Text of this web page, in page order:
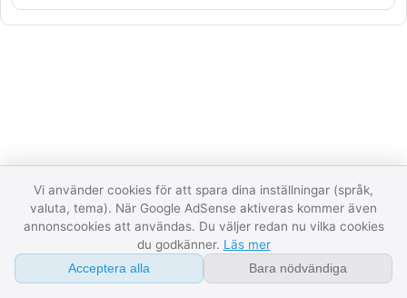
Ordlista
Villkor
Datastatus07:59:45
och uppdateras varje halvtimme. För länder med dagsljus-
tradering (de flesta nordeuropeiska) visar vi också
morgondagens priser så fort de publicerats av Nord Pool
eller motsvarande börs.
Tre sektioner:Spotpris just nu
visar priset för pågående
marknadsperiod per zon.Prisgrafenvisar dygnets priser
Vi använder cookies för att spara dina inställningar (språk,
valuta, tema). När Google AdSense aktiveras kommer även
annonscookies att användas. Du väljer redan nu vilka cookies
du godkänner. Läs mer
Acceptera alla Bara nödvändiga